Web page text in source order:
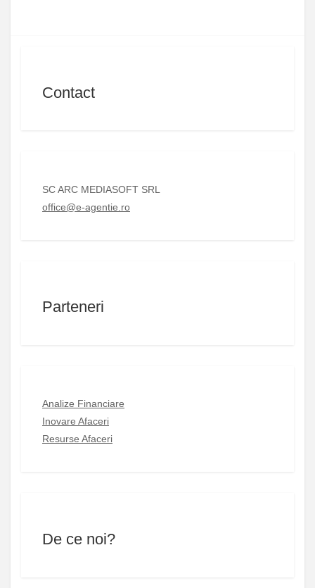
Contact
SC ARC MEDIASOFT SRL
office@e-agentie.ro
Parteneri
Analize Financiare
Inovare Afaceri
Resurse Afaceri
De ce noi?